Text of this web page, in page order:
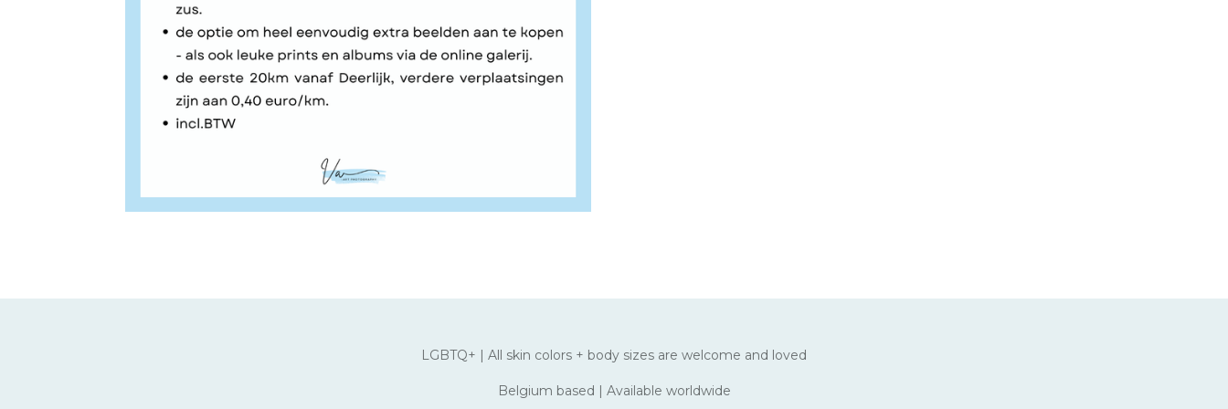
LGBTQ+ | All skin colors + body sizes are welcome and loved
Belgium based | Available worldwide